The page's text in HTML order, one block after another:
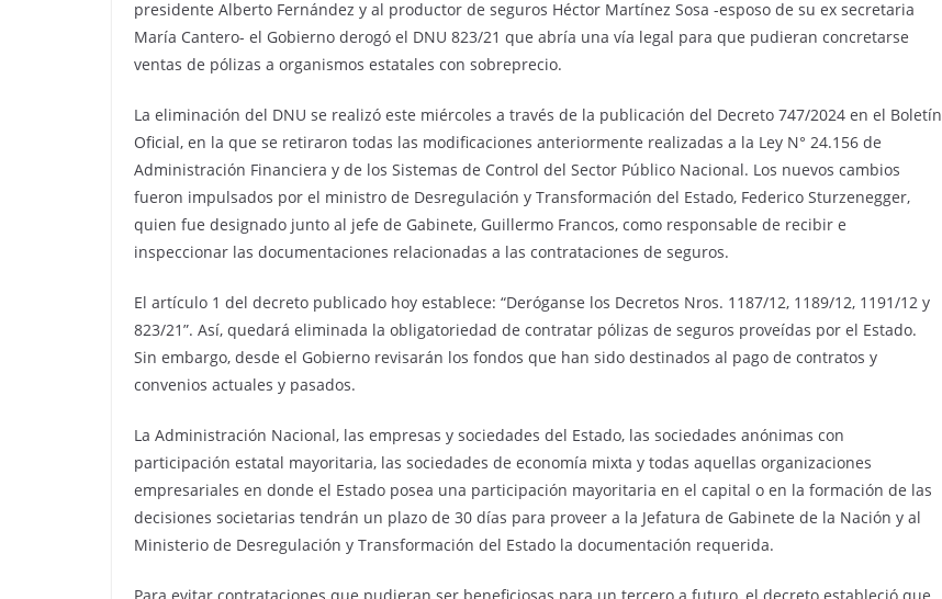
presidente Alberto Fernández y al productor de seguros Héctor Martínez Sosa -esposo de su ex secretaria
María Cantero- el Gobierno derogó el DNU 823/21 que abría una vía legal para que pudieran concretarse
ventas de pólizas a organismos estatales con sobreprecio.
La eliminación del DNU se realizó este miércoles a través de la publicación del Decreto 747/2024 en el Boletín
Oficial, en la que se retiraron todas las modificaciones anteriormente realizadas a la Ley N° 24.156 de
Administración Financiera y de los Sistemas de Control del Sector Público Nacional. Los nuevos cambios
fueron impulsados por el ministro de Desregulación y Transformación del Estado, Federico Sturzenegger,
quien fue designado junto al jefe de Gabinete, Guillermo Francos, como responsable de recibir e
inspeccionar las documentaciones relacionadas a las contrataciones de seguros.
El artículo 1 del decreto publicado hoy establece: “Deróganse los Decretos Nros. 1187/12, 1189/12, 1191/12 y
823/21”. Así, quedará eliminada la obligatoriedad de contratar pólizas de seguros proveídas por el Estado.
Sin embargo, desde el Gobierno revisarán los fondos que han sido destinados al pago de contratos y
convenios actuales y pasados.
La Administración Nacional, las empresas y sociedades del Estado, las sociedades anónimas con
participación estatal mayoritaria, las sociedades de economía mixta y todas aquellas organizaciones
empresariales en donde el Estado posea una participación mayoritaria en el capital o en la formación de las
decisiones societarias tendrán un plazo de 30 días para proveer a la Jefatura de Gabinete de la Nación y al
Ministerio de Desregulación y Transformación del Estado la documentación requerida.